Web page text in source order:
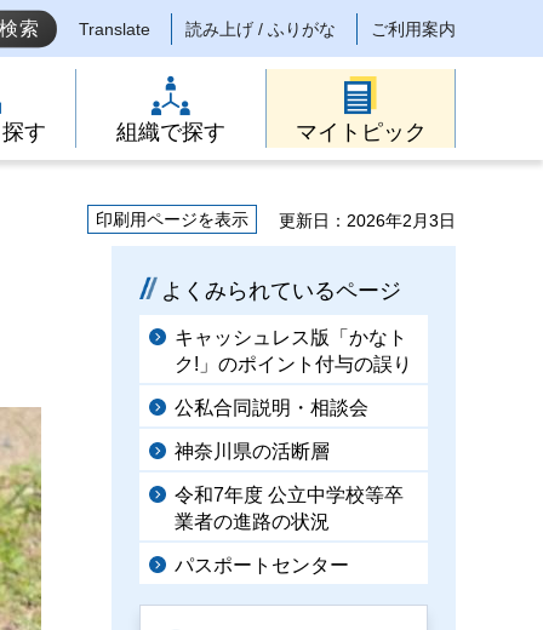
Translate 読み上げ / ふりがな ご利用案内
す 組織で探す マイトピック
印刷用ページを表示 更新日：2026年2月3日
よくみられているページ
キャッシュレス版「かなト
ク!」のポイント付与の誤り
公私合同説明・相談会
神奈川県の活断層
令和7年度 公立中学校等卒
業者の進路の状況
パスポートセンター